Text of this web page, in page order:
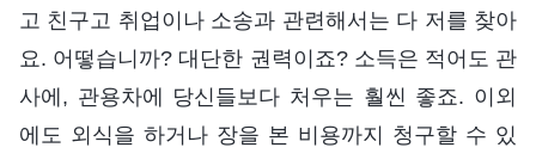
고 친구고 취업이나 소송과 관련해서는 다 저를 찾아
요. 어떻습니까? 대단한 권력이죠? 소득은 적어도 관
사에, 관용차에 당신들보다 처우는 훨씬 좋죠. 이외
에도 외식을 하거나 장을 본 비용까지 청구할 수 있